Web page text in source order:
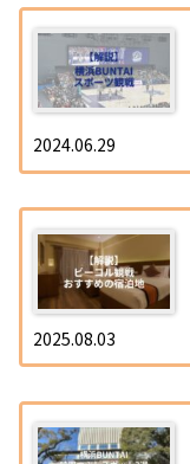
2024.06.29
2025.08.03